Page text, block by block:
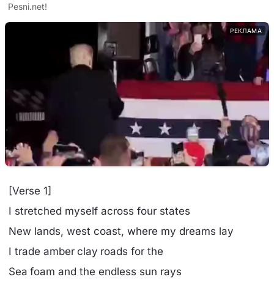
Pesni.net!
РЕКЛАМА
[Verse 1]
I stretched myself across four states
New lands, west coast, where my dreams lay
I trade amber clay roads for the
Sea foam and the endless sun rays